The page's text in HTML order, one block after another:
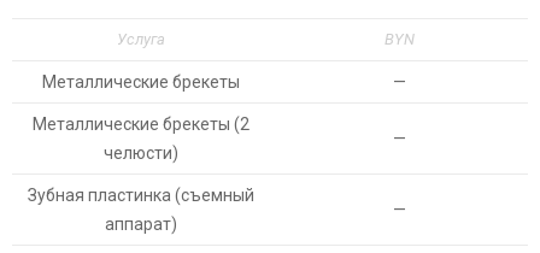
Услуга BYN
Металлические брекеты —
Металлические брекеты (2
челюсти)
—
Зубная пластинка (съемный
аппарат)
—